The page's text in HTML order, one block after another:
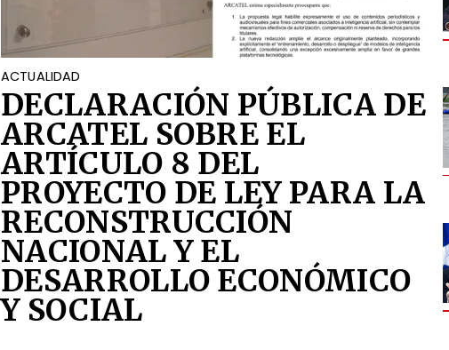
ACTUALIDAD
DECLARACIÓN PÚBLICA DE
ARCATEL SOBRE EL
ARTÍCULO 8 DEL
PROYECTO DE LEY PARA LA
RECONSTRUCCIÓN
NACIONAL Y EL
DESARROLLO ECONÓMICO
Y SOCIAL